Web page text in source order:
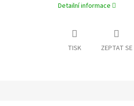
Detailní informace
TISK ZEPTAT SE